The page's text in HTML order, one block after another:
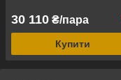
30 110 ₴/пара
Купити